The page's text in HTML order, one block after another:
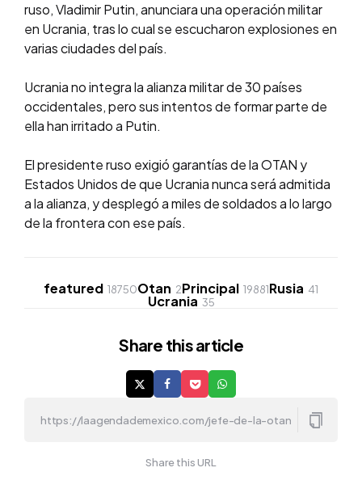
ruso, Vladimir Putin, anunciara una operación militar
en Ucrania, tras lo cual se escucharon explosiones en
varias ciudades del país.
Ucrania no integra la alianza militar de 30 países
occidentales, pero sus intentos de formar parte de
ella han irritado a Putin.
El presidente ruso exigió garantías de la OTAN y
Estados Unidos de que Ucrania nunca será admitida
a la alianza, y desplegó a miles de soldados a lo largo
de la frontera con ese país.
featured 18750Otan 2Principal 19881Rusia 41
Ucrania 35
Share this article
Share this URL